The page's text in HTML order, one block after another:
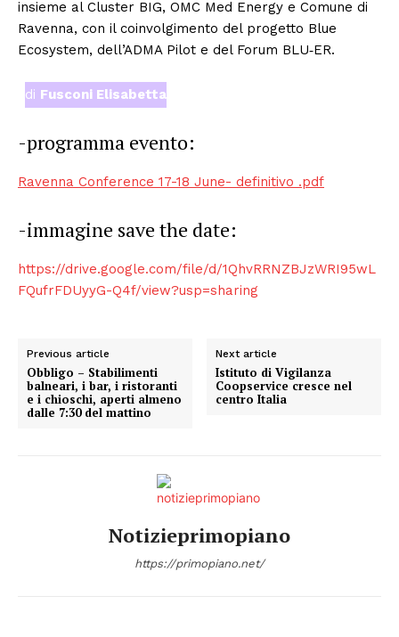
insieme al Cluster BIG, OMC Med Energy e Comune di
Ravenna, con il coinvolgimento del progetto Blue
Ecosystem, dell’ADMA Pilot e del Forum BLU‑ER.
di Fusconi Elisabetta
-programma evento:
Ravenna Conference 17-18 June- definitivo .pdf
-immagine save the date:
https://drive.google.com/file/d/1QhvRRNZBJzWRI95wL
FQufrFDUyyG-Q4f/view?usp=sharing
Previous article
Obbligo – Stabilimenti
balneari, i bar, i ristoranti
e i chioschi, aperti almeno
dalle 7:30 del mattino
Next article
Istituto di Vigilanza
Coopservice cresce nel
centro Italia
Notizieprimopiano
https://primopiano.net/